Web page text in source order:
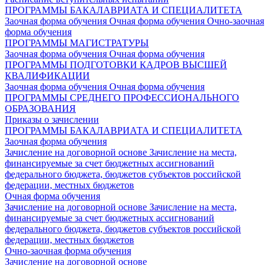
ПРОГРАММЫ БАКАЛАВРИАТА И СПЕЦИАЛИТЕТА
Заочная форма обучения Очная форма обучения Очно-заочная
форма обучения
ПРОГРАММЫ МАГИСТРАТУРЫ
Заочная форма обучения Очная форма обучения
ПРОГРАММЫ ПОДГОТОВКИ КАДРОВ ВЫСШЕЙ
КВАЛИФИКАЦИИ
Заочная форма обучения Очная форма обучения
ПРОГРАММЫ СРЕДНЕГО ПРОФЕССИОНАЛЬНОГО
ОБРАЗОВАНИЯ
Приказы о зачислении
ПРОГРАММЫ БАКАЛАВРИАТА И СПЕЦИАЛИТЕТА
Заочная форма обучения
Зачисление на договорной основе Зачисление на места,
финансируемые за счет бюджетных ассигнований
федерального бюджета, бюджетов субъектов российской
федерации, местных бюджетов
Очная форма обучения
Зачисление на договорной основе Зачисление на места,
финансируемые за счет бюджетных ассигнований
федерального бюджета, бюджетов субъектов российской
федерации, местных бюджетов
Очно-заочная форма обучения
Зачисление на договорной основе